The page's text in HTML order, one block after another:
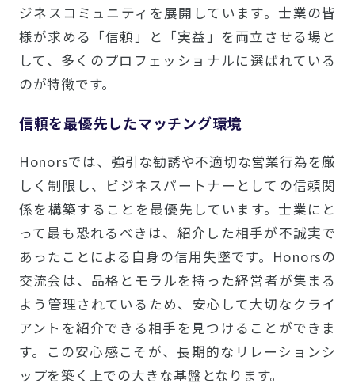
ジネスコミュニティを展開しています。士業の皆
様が求める「信頼」と「実益」を両立させる場と
して、多くのプロフェッショナルに選ばれている
のが特徴です。
信頼を最優先したマッチング環境
Honorsでは、強引な勧誘や不適切な営業行為を厳
しく制限し、ビジネスパートナーとしての信頼関
係を構築することを最優先しています。士業にと
って最も恐れるべきは、紹介した相手が不誠実で
あったことによる自身の信用失墜です。Honorsの
交流会は、品格とモラルを持った経営者が集まる
よう管理されているため、安心して大切なクライ
アントを紹介できる相手を見つけることができま
す。この安心感こそが、長期的なリレーションシ
ップを築く上での大きな基盤となります。